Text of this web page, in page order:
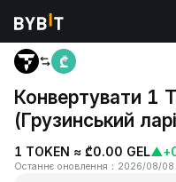
Головна
Конвертувати 1
(Грузинський
1 TOKEN ≈ ₾0.00 GEL▲
Останнє оновлення ： 2026/08/08